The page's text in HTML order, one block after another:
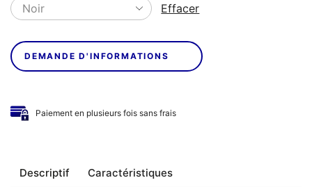
Effacer
DEMANDE D'INFORMATIONS
Paiement en plusieurs fois sans frais
Descriptif Caractéristiques